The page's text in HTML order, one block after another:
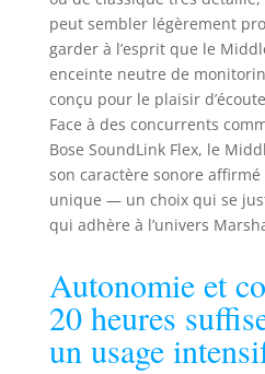
peut sembler légèrement
garder à l’esprit que le
enceinte neutre de
conçu pour le plaisir
Face à des concurrents
Bose SoundLink Flex, le
son caractère sonore
unique — un choix qui se
qui adhère à l’univers
Autonomie et
20 heures
un usage